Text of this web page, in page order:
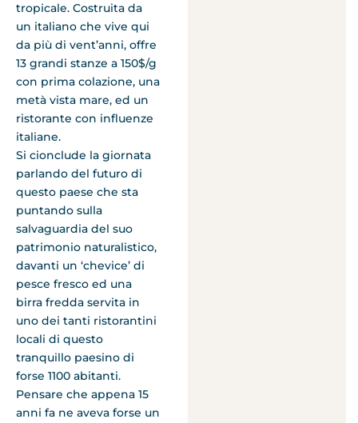
tropicale. Costruita da
un italiano che vive qui
da più di vent’anni, offre
13 grandi stanze a 150$/g
con prima colazione, una
metà vista mare, ed un
ristorante con influenze
italiane.
Si cionclude la giornata
parlando del futuro di
questo paese che sta
puntando sulla
salvaguardia del suo
patrimonio naturalistico,
davanti un ‘chevice’ di
pesce fresco ed una
birra fredda servita in
uno dei tanti ristorantini
locali di questo
tranquillo paesino di
forse 1100 abitanti.
Pensare che appena 15
anni fa ne aveva forse un